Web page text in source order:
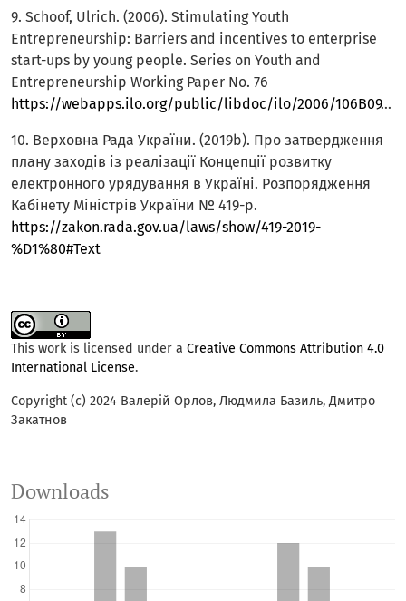
9. Schoof, Ulrich. (2006). Stimulating Youth
Entrepreneurship: Barriers and incentives to enterprise
start-ups by young people. Series on Youth and
Entrepreneurship Working Paper No. 76
https://webapps.ilo.org/public/libdoc/ilo/2006/106B09_94_engl.pdf
10. Верховна Рада України. (2019b). Про затвердження
плану заходів із реалізації Концепції розвитку
електронного урядування в Україні. Розпорядження
Кабінету Міністрів України № 419-р.
https://zakon.rada.gov.ua/laws/show/419-2019-
%D1%80#Text
This work is licensed under a Creative Commons Attribution 4.0
International License.
Copyright (c) 2024 Валерій Орлов, Людмила Базиль, Дмитро
Закатнов
Downloads